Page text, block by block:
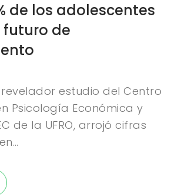
de los adolescentes
futuro de
revelador estudio del Centro
Psicología Económica y
de la UFRO, arrojó cifras